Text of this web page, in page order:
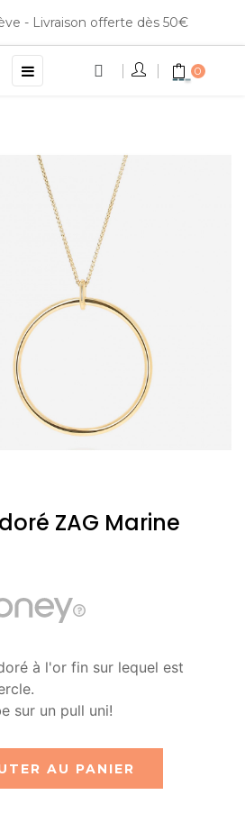
- Livraison offerte dès 50€
Basculer
la
☰ 0
ZAG Marine
à l'or fin sur lequel est
sur un pull uni!
AU PANIER